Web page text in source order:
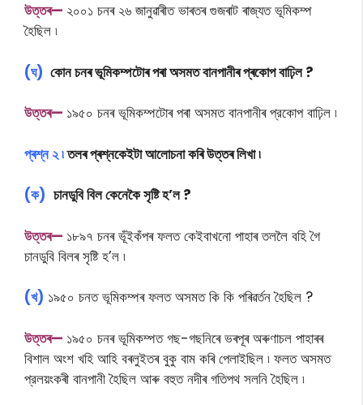
উত্তৰ— ২০০১ চনৰ ২৬ জানুৱাৰীত ভাৰতৰ গুজৰাট ৰাজ্যত ভূমিকম্প
হৈছিল ৷
(ঘ) কোন চনৰ ভূমিকম্পটোৰ পৰা অসমত বানপানীৰ প্ৰকোপ বাঢ়িল ?
উত্তৰ— ১৯৫০ চনৰ ভূমিকম্পটোৰ পৰা অসমত বানপানীৰ প্রকোপ বাঢ়িল ৷
প্ৰশ্ন ২ ৷তলৰ প্ৰশ্নকেইটা আলোচনা কৰি উত্তৰ লিখা ৷
(ক) চানডুবি বিল কেনেকৈ সৃষ্টি হ’ল ?
উত্তৰ— ১৮৯৭ চনৰ ভূঁইকঁপৰ ফলত কেইবাখনাে পাহাৰ তললৈ বহি গৈ
চানডুবি বিলৰ সৃষ্টি হ’ল ৷
(খ) ১৯৫০ চনত ভূমিকম্পৰ ফলত অসমত কি কি পৰিৱৰ্তন হৈছিল ?
উত্তৰ— ১৯৫০ চনৰ ভূমিকম্পত গছ-গছনিৰে ভৰপূৰ অৰুণাচল পাহাৰৰ
বিশাল অংশ খহি আহি বৰলুইতৰ বুকু বাম কৰি পেলাইছিল ৷ ফলত অসমত
প্রলয়ংকৰী বানপানী হৈছিল আৰু বহুত নদীৰ গতিপথ সলনি হৈছিল ৷